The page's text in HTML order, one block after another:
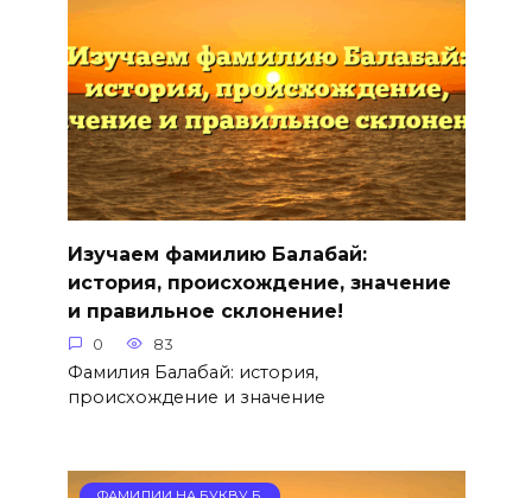
Изучаем фамилию Балабай:
история, происхождение, значение
и правильное склонение!
0 83
Фамилия Балабай: история,
происхождение и значение